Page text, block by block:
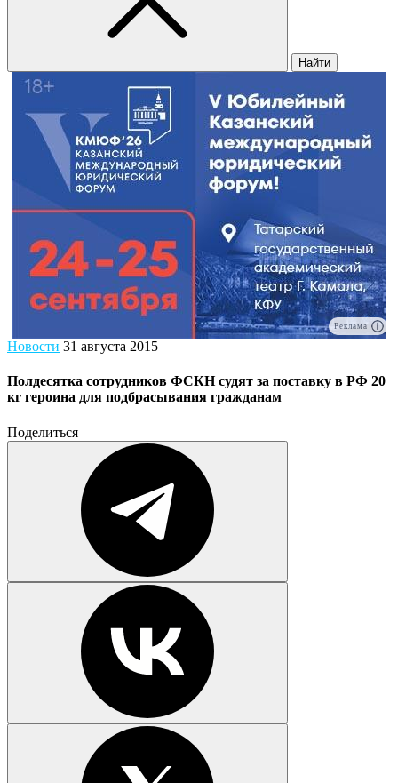
Найти
Реклама
Новости 31 августа 2015
Полдесятка сотрудников ФСКН судят за поставку в РФ 20
кг героина для подбрасывания гражданам
Поделиться